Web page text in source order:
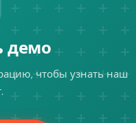
демо
чтобы узнать наш